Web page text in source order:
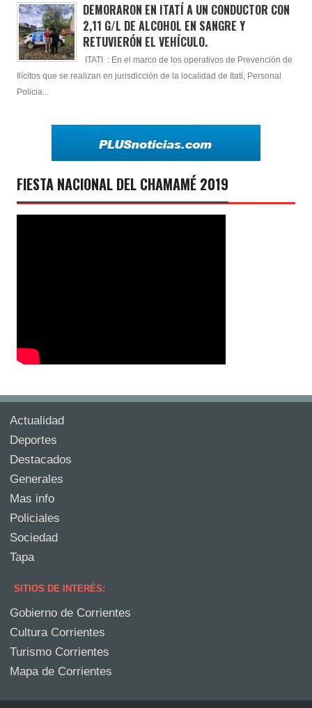
DEMORARON EN ITATÍ A UN CONDUCTOR CON
2,11 G/L DE ALCOHOL EN SANGRE Y
RETUVIERÓN EL VEHÍCULO.
ITATI : En el marco de los operativos de Prevención de
Ilícitos que se realizan en jurisdicción de la localidad de Itatí, Personal
Policia...
FIESTA NACIONAL DEL CHAMAMÉ 2019
Actualidad
Deportes
Destacados
Generales
Mas info
Policiales
Sociedad
Tapa
SITIOS DE INTERÉS:
Gobierno de Corrientes
Cultura Corrientes
Turismo Corrientes
Mapa de Corrientes